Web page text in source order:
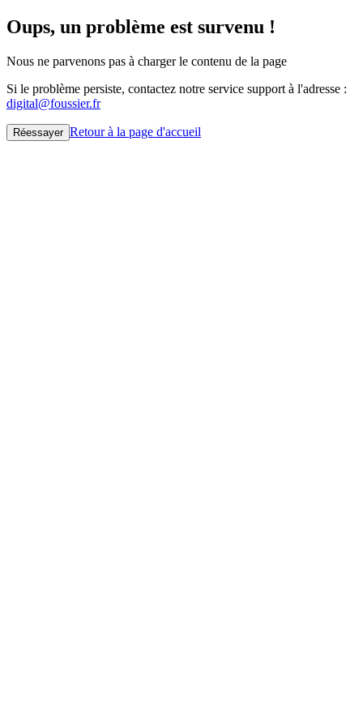
Oups, un problème est survenu !
Nous ne parvenons pas à charger le contenu de la page
Si le problème persiste, contactez notre service support à l'adresse :
digital@foussier.fr
Réessayer Retour à la page d'accueil